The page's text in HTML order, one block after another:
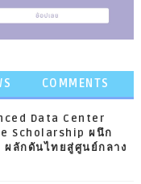
COMMENTS
Data Center
Scholarship ผนึก
ผลักดันไทยสู่ศูนย์กลาง